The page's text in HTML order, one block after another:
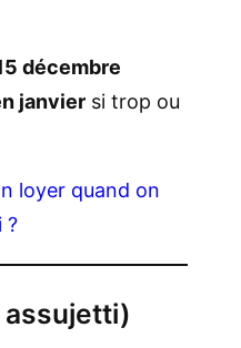
décembre
janvier si trop ou
loyer quand on
?
assujetti)